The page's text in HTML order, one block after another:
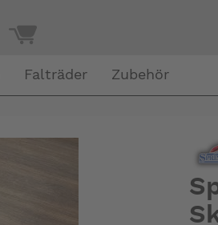
Falträder Zubehör